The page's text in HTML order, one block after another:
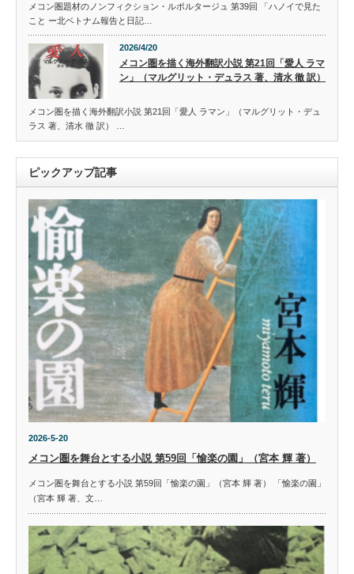
メコン圏題材のノンフィクション・ルポルタージュ 第39回 「ハノイで見た
こと ー北ベトナム報告と日記…
2026/4/20
メコン圏を描く海外翻訳小説 第21回「愛人 ラマ
ン」（マルグリット・デュラス 著、清水 徹 訳）
メコン圏を描く海外翻訳小説 第21回「愛人 ラマン」（マルグリット・デュ
ラス 著、清水 徹 訳） …
ピックアップ記事
2026-5-20
メコン圏を舞台とする小説 第59回「愉楽の園」（宮本 輝 著）
メコン圏を舞台とする小説 第59回「愉楽の園」（宮本 輝 著） 「愉楽の園」
（宮本 輝 著、文…